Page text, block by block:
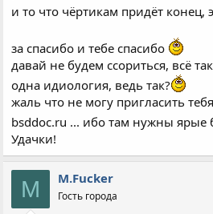
и то что чёртикам придёт конец,
за спасибо и тебе спасибо
давай не будем ссориться, всё
одна идиология, ведь так?
жаль что не могу пригласить
bsddoc.ru ... ибо там нужны ярые
Удачки!
M M.Fucker
Гость города